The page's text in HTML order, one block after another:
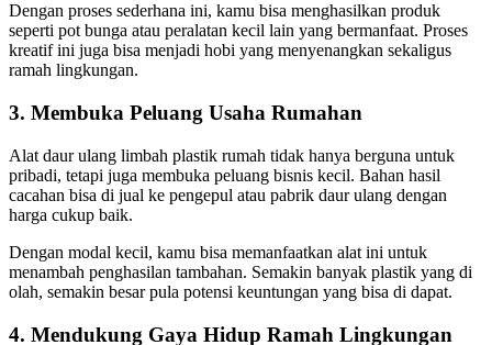
Dengan proses sederhana ini, kamu bisa menghasilkan produk
seperti pot bunga atau peralatan kecil lain yang bermanfaat. Proses
kreatif ini juga bisa menjadi hobi yang menyenangkan sekaligus
ramah lingkungan.
3. Membuka Peluang Usaha Rumahan
Alat daur ulang limbah plastik rumah tidak hanya berguna untuk
pribadi, tetapi juga membuka peluang bisnis kecil. Bahan hasil
cacahan bisa di jual ke pengepul atau pabrik daur ulang dengan
harga cukup baik.
Dengan modal kecil, kamu bisa memanfaatkan alat ini untuk
menambah penghasilan tambahan. Semakin banyak plastik yang di
olah, semakin besar pula potensi keuntungan yang bisa di dapat.
4. Mendukung Gaya Hidup Ramah Lingkungan